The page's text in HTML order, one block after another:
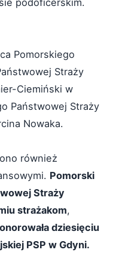
Pomorskiego
Straży
Ciemiński w
Państwowej Straży
Nowaka.
również
Pomorski
Straży
strażakom,
dziesięciu
PSP w Gdyni.